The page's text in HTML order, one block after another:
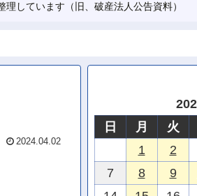
しています（旧、破産法人公告資料）
2024.04.02
日
月 火
1
2
7
8 9